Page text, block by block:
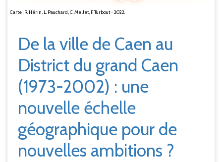
Carte : R. Hérin, L. Pauchard, C. Mellet, F. Turbout - 2022.
De la ville de Caen au
District du grand Caen
(1973-2002) : une
nouvelle échelle
géographique pour de
nouvelles ambitions ?